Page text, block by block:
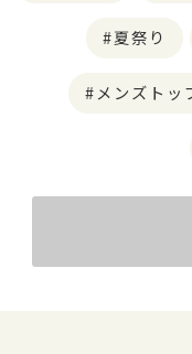
夏祭り
メンズトッ